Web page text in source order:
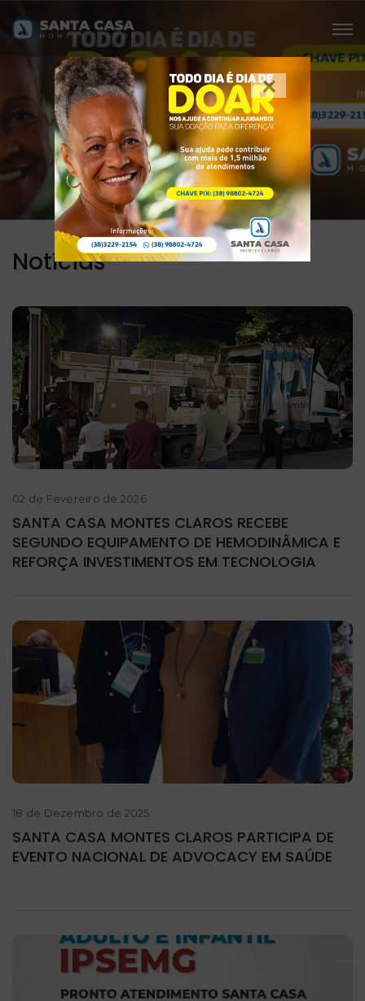
×
Notícias
02 de Fevereiro de 2026
SANTA CASA MONTES CLAROS RECEBE
SEGUNDO EQUIPAMENTO DE HEMODINÂMICA E
REFORÇA INVESTIMENTOS EM TECNOLOGIA
18 de Dezembro de 2025
SANTA CASA MONTES CLAROS PARTICIPA DE
EVENTO NACIONAL DE ADVOCACY EM SAÚDE